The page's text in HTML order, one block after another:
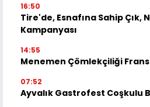
16:50
Tire'de, Esnafına Sahip Çık,
Kampanyası
14:55
Menemen Çömlekçiliği
07:52
Ayvalık Gastrofest Coşkulu